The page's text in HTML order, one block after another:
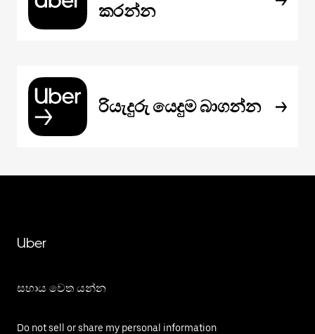
කරන්න
රියැදුරු යෙදුම බාගන්න
Uber
සහාය වෙත යන්න
Do not sell or share my personal information